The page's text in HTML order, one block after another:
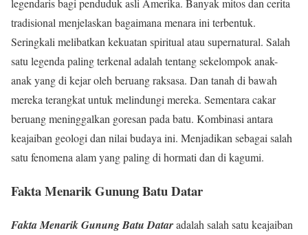
legendaris bagi penduduk asli Amerika. Banyak mitos dan cerita
tradisional menjelaskan bagaimana menara ini terbentuk.
Seringkali melibatkan kekuatan spiritual atau supernatural. Salah
satu legenda paling terkenal adalah tentang sekelompok anak-
anak yang di kejar oleh beruang raksasa. Dan tanah di bawah
mereka terangkat untuk melindungi mereka. Sementara cakar
beruang meninggalkan goresan pada batu. Kombinasi antara
keajaiban geologi dan nilai budaya ini. Menjadikan sebagai salah
satu fenomena alam yang paling di hormati dan di kagumi.
Fakta Menarik Gunung Batu Datar
Fakta Menarik Gunung Batu Dataradalah salah satu keajaiban